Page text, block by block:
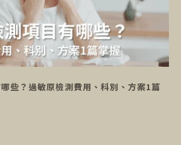
些？過敏原檢測費用、科別、方案1篇